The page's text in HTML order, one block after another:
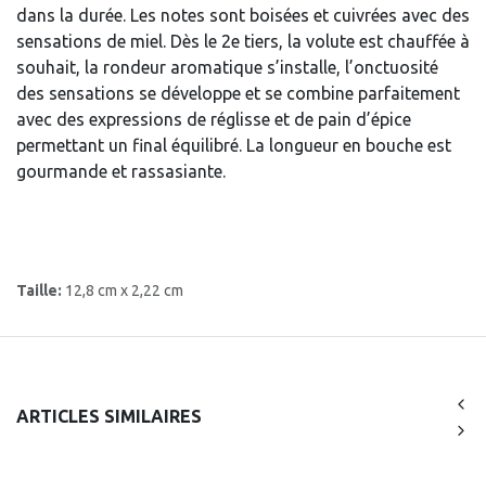
dans la durée. Les notes sont boisées et cuivrées avec des
sensations de miel. Dès le 2e tiers, la volute est chauffée à
souhait, la rondeur aromatique s’installe, l’onctuosité
des sensations se développe et se combine parfaitement
avec des expressions de réglisse et de pain d’épice
permettant un final équilibré. La longueur en bouche est
gourmande et rassasiante.
Taille: 12,8 cm x 2,22 cm
ARTICLES SIMILAIRES